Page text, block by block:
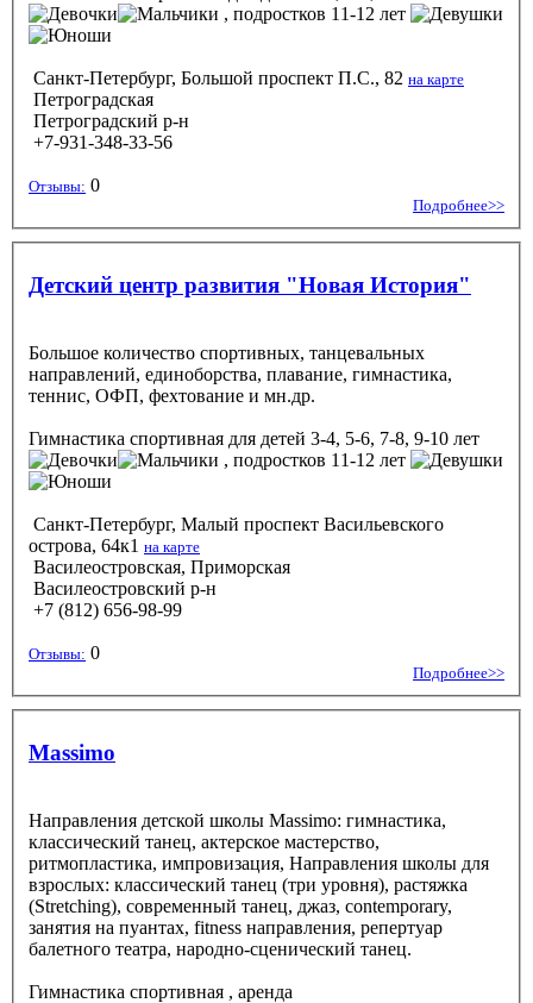
, подростков 11-12 лет
Санкт-Петербург, Большой проспект П.С., 82 на карте
Петроградская
Петроградский р-н
+7-931-348-33-56
Отзывы: 0
Подробнее>>
Детский центр развития "Новая История"
Большое количество спортивных, танцевальных
направлений, единоборства, плавание, гимнастика,
теннис, ОФП, фехтование и мн.др.
Гимнастика спортивная для детей 3-4, 5-6, 7-8, 9-10 лет
, подростков 11-12 лет
Санкт-Петербург, Малый проспект Васильевского
острова, 64к1 на карте
Василеостровская, Приморская
Василеостровский р-н
+7 (812) 656-98-99
Отзывы: 0
Подробнее>>
Massimo
Направления детской школы Massimo: гимнастика,
классический танец, актерское мастерство,
ритмопластика, импровизация, Направления школы для
взрослых: классический танец (три уровня), растяжка
(Stretching), современный танец, джаз, contemporary,
занятия на пуантах, fitness направления, репертуар
балетного театра, народно-сценический танец.
Гимнастика спортивная , аренда